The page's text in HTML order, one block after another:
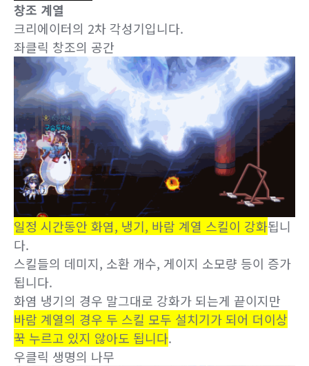
창조 계열
크리에이터의 2차 각성기입니다.
좌클릭 창조의 공간
일정 시간동안 화염, 냉기, 바람 계열 스킬이 강화됩니
다.
스킬들의 데미지, 소환 개수, 게이지 소모량 등이 증가
됩니다.
화염 냉기의 경우 말그대로 강화가 되는게 끝이지만
바람 계열의 경우 두 스킬 모두 설치기가 되어 더이상
꾹 누르고 있지 않아도 됩니다.
우클릭 생명의 나무